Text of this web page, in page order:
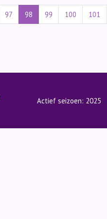
97 98 99 100 101
Actief seizoen: 2025